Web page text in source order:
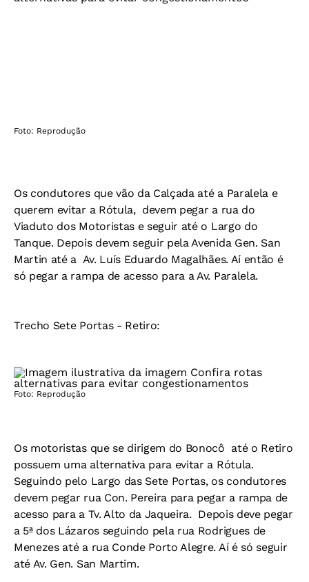
Foto: Reprodução
Os condutores que vão da Calçada até a Paralela e
querem evitar a Rótula, devem pegar a rua do
Viaduto dos Motoristas e seguir até o Largo do
Tanque. Depois devem seguir pela Avenida Gen. San
Martin até a Av. Luís Eduardo Magalhães. Aí então é
só pegar a rampa de acesso para a Av. Paralela.
Trecho Sete Portas - Retiro:
Foto: Reprodução
Os motoristas que se dirigem do Bonocô até o Retiro
possuem uma alternativa para evitar a Rótula.
Seguindo pelo Largo das Sete Portas, os condutores
devem pegar rua Con. Pereira para pegar a rampa de
acesso para a Tv. Alto da Jaqueira. Depois deve pegar
a 5ª dos Lázaros seguindo pela rua Rodrigues de
Menezes até a rua Conde Porto Alegre. Aí é só seguir
até Av. Gen. San Martim.